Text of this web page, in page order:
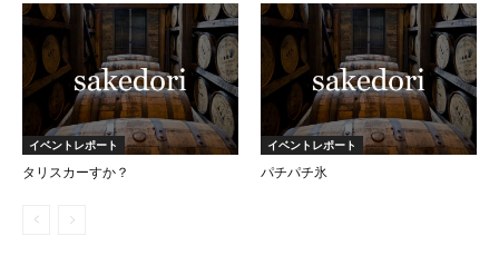
イベントレポート
タリスカーすか？
イベントレポート
パチパチ氷